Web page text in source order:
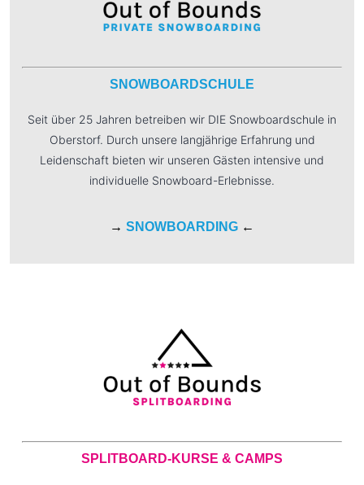
SNOWBOARDSCHULE
Seit über 25 Jahren betreiben wir DIE Snowboardschule in
Oberstorf. Durch unsere langjährige Erfahrung und
Leidenschaft bieten wir unseren Gästen intensive und
individuelle Snowboard-Erlebnisse.
→ SNOWBOARDING ←
SPLITBOARD-KURSE & CAMPS